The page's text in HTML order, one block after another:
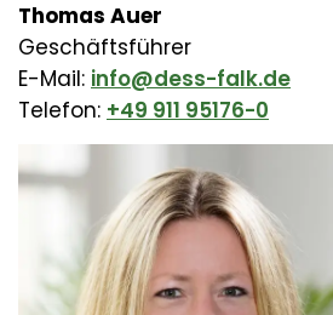
Thomas Auer
Geschäftsführer
E-Mail: info@dess-falk.de
Telefon: +49 911 95176-0